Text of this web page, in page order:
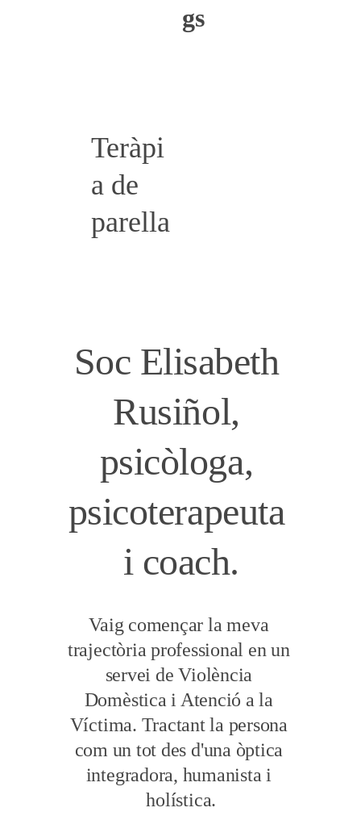
gs
Teràpi
a de
parella
Soc Elisabeth
Rusiñol,
psicòloga,
psicoterapeuta
i coach.
Vaig començar la meva
trajectòria professional en un
servei de Violència
Domèstica i Atenció a la
Víctima. Tractant la persona
com un tot des d'una òptica
integradora, humanista i
holística.